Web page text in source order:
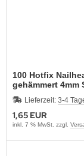
100 Hotfix
gehämmert 4mm
Lieferzeit: 3-4
1,65 EUR
inkl. 7 % MwSt. zzgl.
– Strass
Bügelbilder &
|